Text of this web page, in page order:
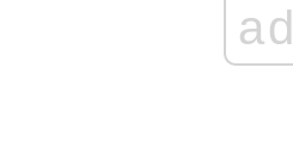
ad